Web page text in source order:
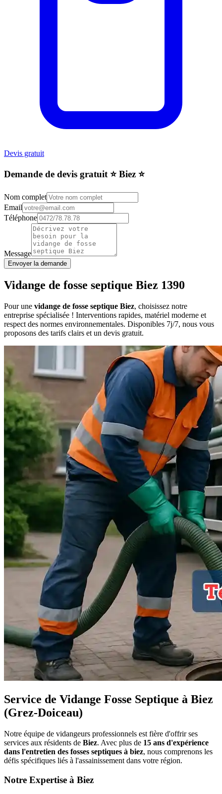
Devis gratuit
Demande de devis gratuit ⭐️ Biez ⭐️
Nom complet
Email
Téléphone
Message
Envoyer la demande
Vidange de fosse septique Biez 1390
Pour une vidange de fosse septique Biez, choisissez notre
entreprise spécialisée ! Interventions rapides, matériel moderne et
respect des normes environnementales. Disponibles 7j/7, nous vous
proposons des tarifs clairs et un devis gratuit.
Service de Vidange Fosse Septique à Biez
(Grez-Doiceau)
Notre équipe de vidangeurs professionnels est fière d'offrir ses
services aux résidents de Biez. Avec plus de 15 ans d'expérience
dans l'entretien des fosses septiques à biez, nous comprenons les
défis spécifiques liés à l'assainissement dans votre région.
Notre Expertise à Biez